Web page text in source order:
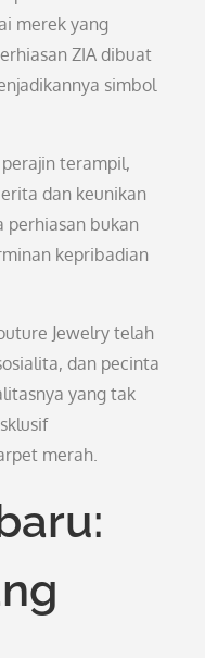
merek yang
ZIA dibuat
simbol
terampil,
dan keunikan
perhiasan bukan
kepribadian
Jewelry telah
dan pecinta
yang tak
merah.